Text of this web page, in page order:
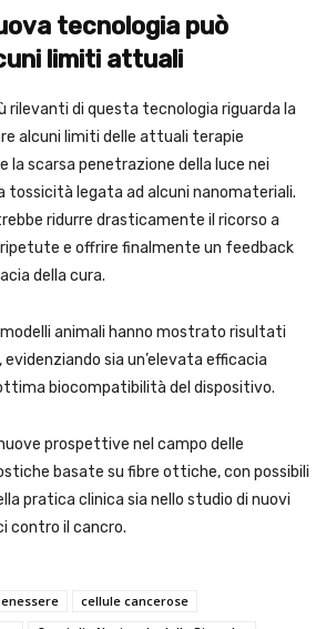
tecnologia può
limiti attuali
rilevanti di questa tecnologia riguarda la
alcuni limiti delle attuali terapie
scarsa penetrazione della luce nei
tossicità legata ad alcuni nanomateriali.
ridurre drasticamente il ricorso a
e offrire finalmente un feedback
della cura.
animali hanno mostrato risultati
sia un’elevata efficacia
biocompatibilità del dispositivo.
prospettive nel campo delle
basate su fibre ottiche, con possibili
pratica clinica sia nello studio di nuovi
contro il cancro.
cellule cancerose